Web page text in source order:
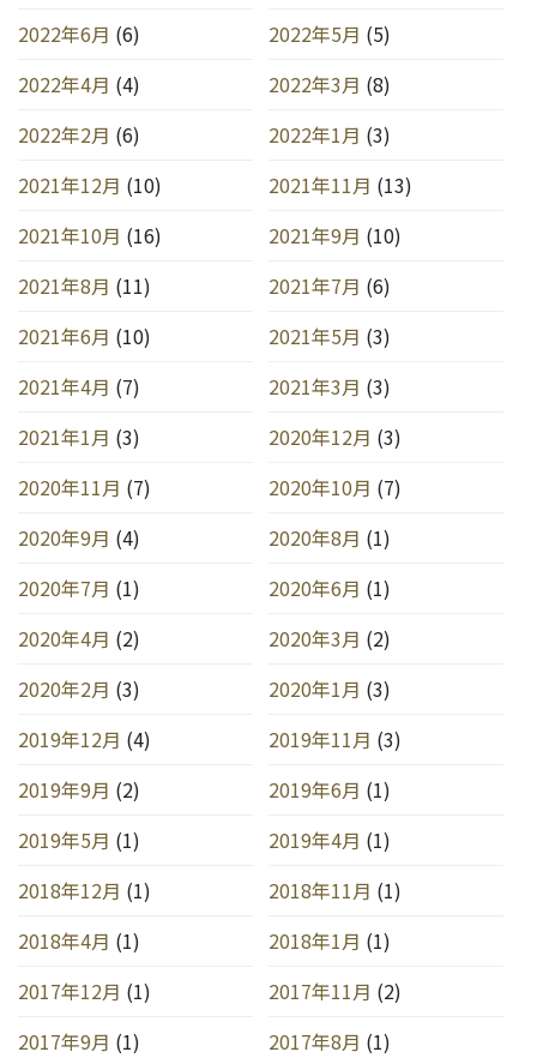
2022年6月 (6) 2022年5月 (5)
2022年4月 (4) 2022年3月 (8)
2022年2月 (6) 2022年1月 (3)
2021年12月 (10) 2021年11月 (13)
2021年10月 (16) 2021年9月 (10)
2021年8月 (11) 2021年7月 (6)
2021年6月 (10) 2021年5月 (3)
2021年4月 (7) 2021年3月 (3)
2021年1月 (3) 2020年12月 (3)
2020年11月 (7) 2020年10月 (7)
2020年9月 (4) 2020年8月 (1)
2020年7月 (1) 2020年6月 (1)
2020年4月 (2) 2020年3月 (2)
2020年2月 (3) 2020年1月 (3)
2019年12月 (4) 2019年11月 (3)
2019年9月 (2) 2019年6月 (1)
2019年5月 (1) 2019年4月 (1)
2018年12月 (1) 2018年11月 (1)
2018年4月 (1) 2018年1月 (1)
2017年12月 (1) 2017年11月 (2)
2017年9月 (1) 2017年8月 (1)